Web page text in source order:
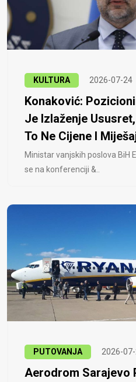
KULTURA 2026-07-24
Konaković:
Je Izlaženje
To Ne Cijene I
Ministar vanjskih poslova BiH
se na konferenciji &..
PUTOVANJA 2026-
Aerodrom Sarajevo